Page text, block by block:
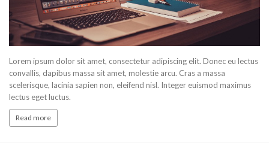
Lorem ipsum dolor sit amet, consectetur adipiscing elit. Donec eu lectus
convallis, dapibus massa sit amet, molestie arcu. Cras a massa
scelerisque, lacinia sapien non, eleifend nisl. Integer euismod maximus
lectus eget luctus.
Read more